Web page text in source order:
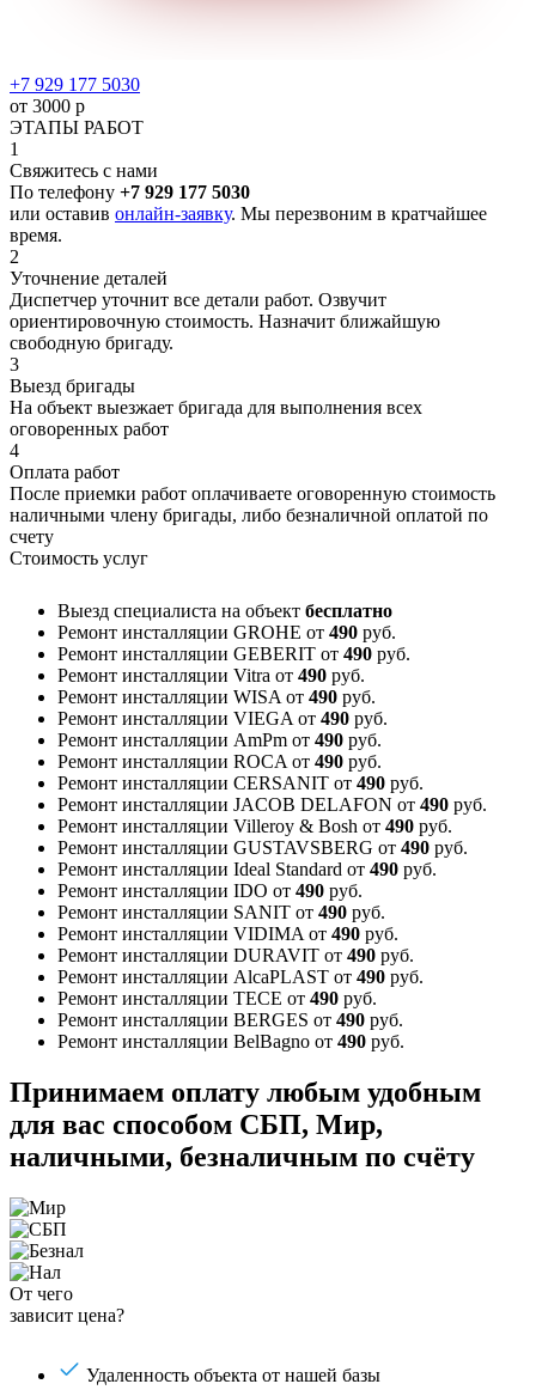
+7 929 177 5030
от 3000 р
ЭТАПЫ РАБОТ
1
Свяжитесь с нами
По телефону +7 929 177 5030
или оставив онлайн-заявку. Мы перезвоним в кратчайшее
время.
2
Уточнение деталей
Диспетчер уточнит все детали работ. Озвучит
ориентировочную стоимость. Назначит ближайшую
свободную бригаду.
3
Выезд бригады
На объект выезжает бригада для выполнения всех
оговоренных работ
4
Оплата работ
После приемки работ оплачиваете оговоренную стоимость
наличными члену бригады, либо безналичной оплатой по
счету
Стоимость услуг
Выезд специалиста на объект бесплатно
Ремонт инсталляции GROHE от 490 руб.
Ремонт инсталляции GEBERIT от 490 руб.
Ремонт инсталляции Vitra от 490 руб.
Ремонт инсталляции WISA от 490 руб.
Ремонт инсталляции VIEGA от 490 руб.
Ремонт инсталляции AmPm от 490 руб.
Ремонт инсталляции ROCA от 490 руб.
Ремонт инсталляции CERSANIT от 490 руб.
Ремонт инсталляции JACOB DELAFON от 490 руб.
Ремонт инсталляции Villeroy & Bosh от 490 руб.
Ремонт инсталляции GUSTAVSBERG от 490 руб.
Ремонт инсталляции Ideal Standard от 490 руб.
Ремонт инсталляции IDO от 490 руб.
Ремонт инсталляции SANIT от 490 руб.
Ремонт инсталляции VIDIMA от 490 руб.
Ремонт инсталляции DURAVIT от 490 руб.
Ремонт инсталляции AlcaPLAST от 490 руб.
Ремонт инсталляции TECE от 490 руб.
Ремонт инсталляции BERGES от 490 руб.
Ремонт инсталляции BelBagno от 490 руб.
Принимаем оплату любым удобным
для вас способом СБП, Мир,
наличными, безналичным по счёту
От чего
зависит цена?
Удаленность объекта от нашей базы